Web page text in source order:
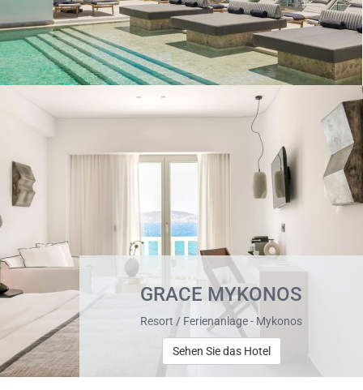
GRACE MYKONOS
Resort / Ferienanlage - Mykonos
Sehen Sie das Hotel